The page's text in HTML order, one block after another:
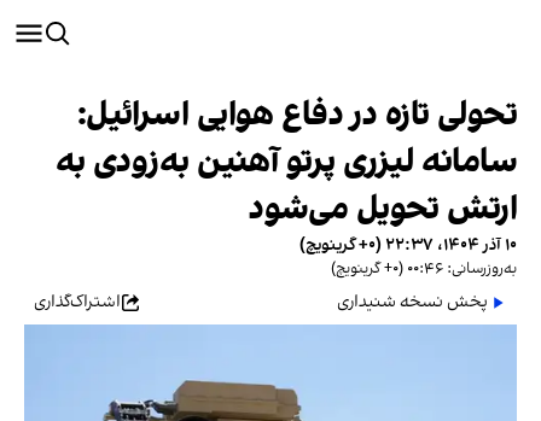
تحولی تازه در دفاع هوایی اسرائیل:
سامانه لیزری پرتو آهنین به‌زودی به
ارتش تحویل می‌شود
۱۰ آذر ۱۴۰۴، ۲۲:۳۷ (‎+۰ گرینویچ)
به‌روزرسانی: ۰۰:۴۶ (‎+۰ گرینویچ)
پخش نسخه شنیداری اشتراک‌گذاری